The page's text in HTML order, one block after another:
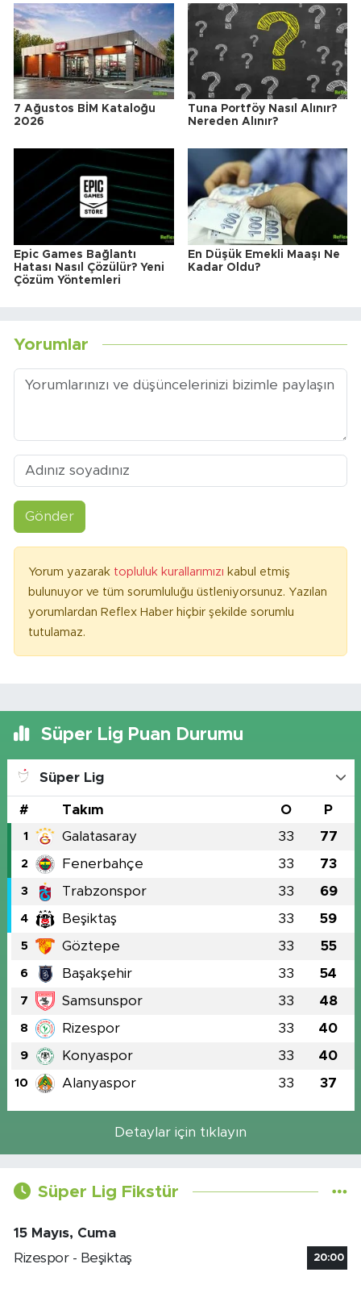
7 Ağustos BİM Kataloğu
2026
Tuna Portföy Nasıl Alınır?
Nereden Alınır?
Epic Games Bağlantı
Hatası Nasıl Çözülür? Yeni
Çözüm Yöntemleri
En Düşük Emekli Maaşı Ne
Kadar Oldu?
Yorumlar
Gönder
Yorum yazarak topluluk kurallarımızı kabul etmiş
bulunuyor ve tüm sorumluluğu üstleniyorsunuz. Yazılan
yorumlardan Reflex Haber hiçbir şekilde sorumlu
tutulamaz.
Süper Lig Puan Durumu
Süper Lig
# Takım O P
1 Galatasaray 33 77
2 Fenerbahçe 33 73
3 Trabzonspor 33 69
4 Beşiktaş 33 59
5 Göztepe 33 55
6 Başakşehir 33 54
7 Samsunspor 33 48
8 Rizespor 33 40
9 Konyaspor 33 40
10 Alanyaspor 33 37
Detaylar için tıklayın
Süper Lig Fikstür
15 Mayıs, Cuma
Rizespor - Beşiktaş
20:00